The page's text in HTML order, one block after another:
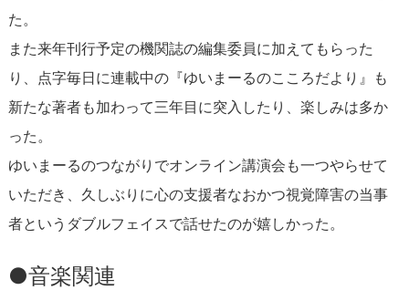
た。
また来年刊行予定の機関誌の編集委員に加えてもらった
り、点字毎日に連載中の『ゆいまーるのこころだより』も
新たな著者も加わって三年目に突入したり、楽しみは多か
った。
ゆいまーるのつながりでオンライン講演会も一つやらせて
いただき、久しぶりに心の支援者なおかつ視覚障害の当事
者というダブルフェイスで話せたのが嬉しかった。
●音楽関連